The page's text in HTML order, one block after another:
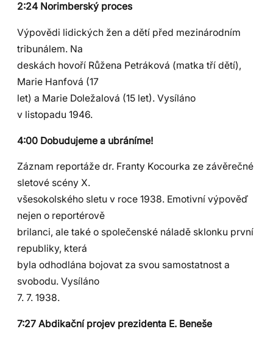
2:24 Norimberský proces
Výpovědi lidických žen a dětí před mezinárodním
tribunálem. Na
deskách hovoří Růžena Petráková (matka tří dětí),
Marie Hanfová (17
let) a Marie Doležalová (15 let). Vysíláno
v listopadu 1946.
4:00 Dobudujeme a ubráníme!
Záznam reportáže dr. Franty Kocourka ze závěrečné
sletové scény X.
všesokolského sletu v roce 1938. Emotivní výpověď
nejen o reportérově
brilanci, ale také o společenské náladě sklonku první
republiky, která
byla odhodlána bojovat za svou samostatnost a
svobodu. Vysíláno
7. 7. 1938.
7:27 Abdikační projev prezidenta E. Beneše